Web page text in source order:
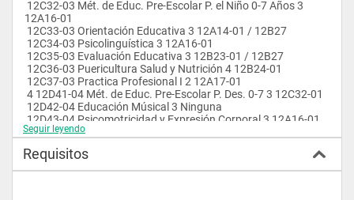
12A16-01
12C33-03 Orientación Educativa 3 12A14-01 / 12B27
12C34-03 Psicolinguística 3 12A16-01
12C35-03 Evaluación Educativa 3 12B23-01 / 12B27
12C36-03 Puericultura Salud y Nutrición 4 12B24-01
12C37-03 Practica Profesional I 2 12A17-01
4 12D41-04 Mét. de Educ. Pre-Escolar P. Des. 0-7 3 12C32-01
12D42-04 Educación Músical 3 Ninguna
12D43-04 Psicomotricidad y Expresión Corporal 3 12A16-01
12D44-04 Lectura y Escritura en Pre-Escolar 3 12B22-01 /
12D45-04 Ev. Desarrollo Integral del Niño 3 12C32-01 / 12C35
12D46-04 Practica Profesional II 3 12C31-01 / 12C37
Seguir leyendo
Requisitos